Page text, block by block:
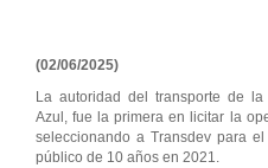
(02/06/2025)
La autoridad del transporte de la
Azul, fue la primera en licitar la
seleccionando a Transdev para
público de 10 años en 2021.